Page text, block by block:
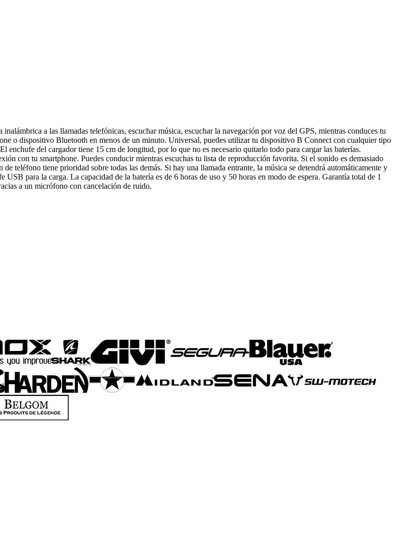
a las llamadas telefónicas, escuchar música, escuchar la navegación por voz del GPS, mientras conduces tu
o dispositivo Bluetooth en menos de un minuto. Universal, puedes utilizar tu dispositivo B Connect con cualquier tipo
enchufe del cargador tiene 15 cm de longitud, por lo que no es necesario quitarlo todo para cargar las baterías.
con tu smartphone. Puedes conducir mientras escuchas tu lista de reproducción favorita. Si el sonido es demasiado
teléfono tiene prioridad sobre todas las demás. Si hay una llamada entrante, la música se detendrá automáticamente y
para la carga. La capacidad de la batería es de 6 horas de uso y 50 horas en modo de espera. Garantía total de 1
a un micrófono con cancelación de ruido.